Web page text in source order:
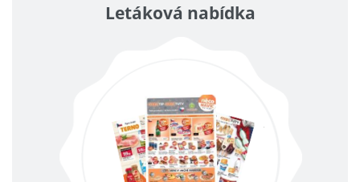
Letáková nabídka